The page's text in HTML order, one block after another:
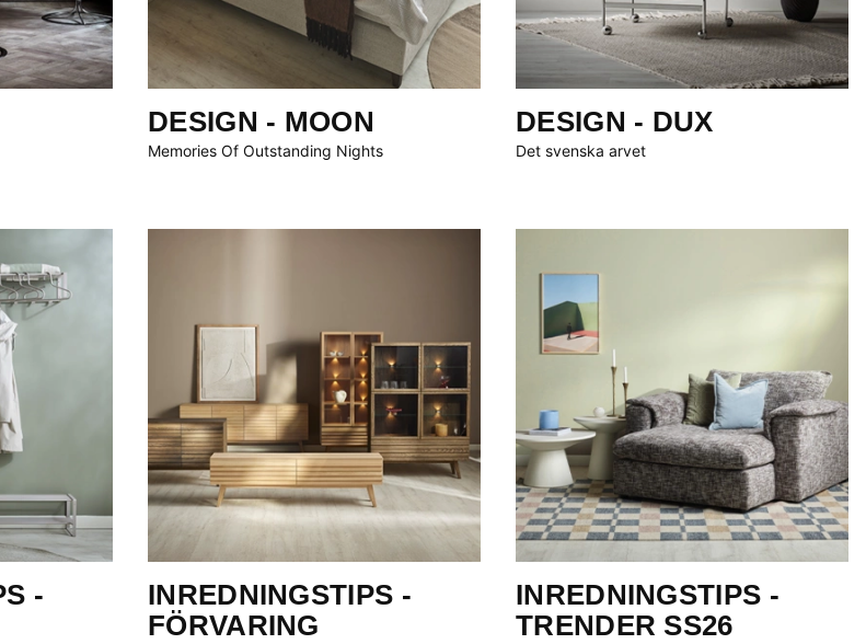
DESIGN - MOON
Memories Of Outstanding Nights
DESIGN - DUX
Det svenska arvet
-
INREDNINGSTIPS -
FÖRVARING
INREDNINGSTIPS -
TRENDER SS26